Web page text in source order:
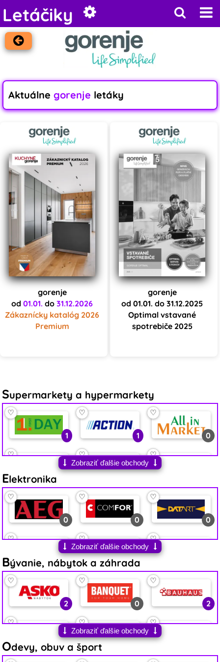
Letáčiky
Aktuálne gorenje letáky
gorenje
od 01.01. do 31.12.2026
Zákaznícky katalóg 2026
Premium
gorenje
od 01.01. do 31.12.2025
Optimal vstavané
spotrebiče 2025
Supermarkety a hypermarkety
1
♡
1
♡
0
♡
♡ ♡ ♡
1
♡
5
♡
4
♡
0
♡
1
♡ ♡
0
♡
2
♡
1
♡
0
♡ ♡ ♡
Zobraziť ďalšie obchody
Elektronika
0
♡
0
♡
0
♡
0
♡
2
♡ ♡
0
♡
1
♡
0
♡
0
♡ ♡ ♡
Zobraziť ďalšie obchody
Bývanie, nábytok a záhrada
2
♡
0
♡
2
♡
0
♡ ♡ ♡
Zobraziť ďalšie obchody
Odevy, obuv a šport